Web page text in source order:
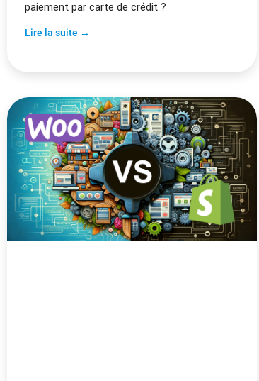
paiement par carte de crédit ?
Lire la suite →